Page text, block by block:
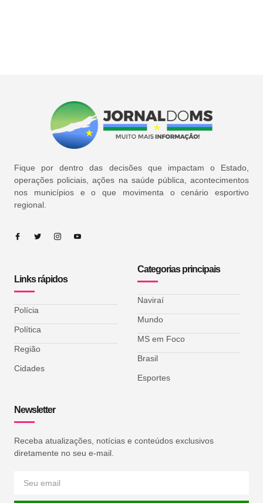
Fique por dentro das decisões que impactam o Estado,
operações policiais, ações na saúde pública, acontecimentos
nos municípios e o que movimenta o cenário esportivo
regional.
Links rápidos
Polícia
Política
Região
Cidades
Categorias principais
Naviraí
Mundo
MS em Foco
Brasil
Esportes
Newsletter
Receba atualizações, notícias e conteúdos exclusivos
diretamente no seu e-mail.